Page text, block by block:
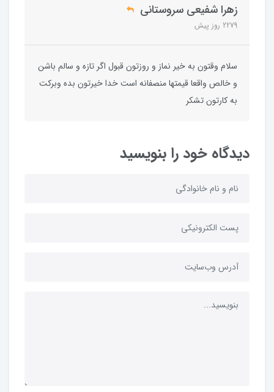
زهرا شفیعی سروستانی
2279 روز پیش
سلام وقتون به خیر نماز و روزتون قبول اگر تازه و سالم باشن
و خالص واقعا قیمتها منصفانه است خدا خیرتون بده وبرکت
به کارتون تشکر
دیدگاه خود را بنویسید